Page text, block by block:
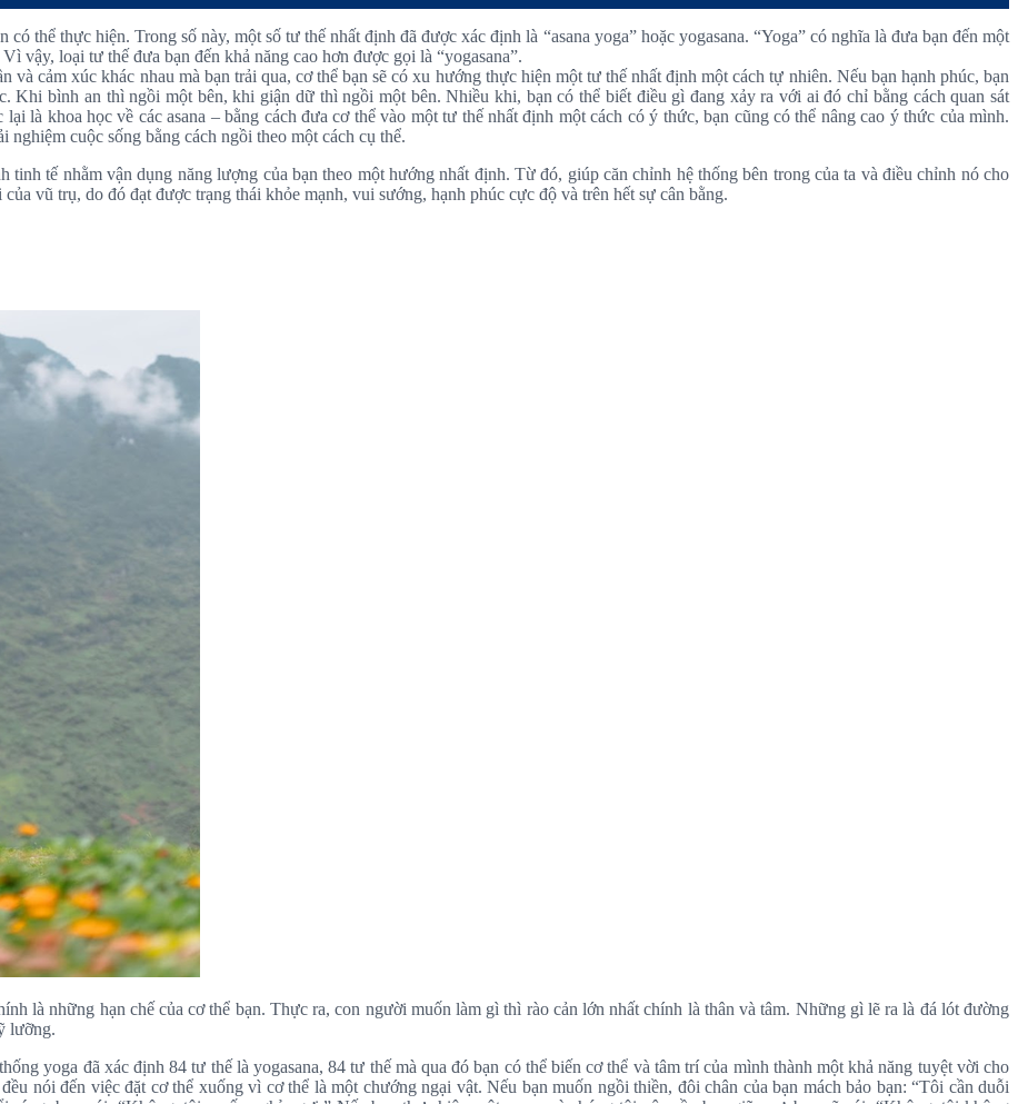
có thể thực hiện. Trong số này, một số tư thế nhất định đã được xác định là “asana yoga” hoặc yogasana. “Yoga” có nghĩa là đưa bạn đến một
vậy, loại tư thế đưa bạn đến khả năng cao hơn được gọi là “yogasana”.
cảm xúc khác nhau mà bạn trải qua, cơ thể bạn sẽ có xu hướng thực hiện một tư thế nhất định một cách tự nhiên. Nếu bạn hạnh phúc, bạn
Khi bình an thì ngồi một bên, khi giận dữ thì ngồi một bên. Nhiều khi, bạn có thể biết điều gì đang xảy ra với ai đó chỉ bằng cách quan sát
là khoa học về các asana – bằng cách đưa cơ thể vào một tư thế nhất định một cách có ý thức, bạn cũng có thể nâng cao ý thức của mình.
cuộc sống bằng cách ngồi theo một cách cụ thể.
tinh tế nhằm vận dụng năng lượng của bạn theo một hướng nhất định. Từ đó, giúp căn chỉnh hệ thống bên trong của ta và điều chỉnh nó cho
vũ trụ, do đó đạt được trạng thái khỏe mạnh, vui sướng, hạnh phúc cực độ và trên hết sự cân bằng.
là những hạn chế của cơ thể bạn. Thực ra, con người muốn làm gì thì rào cản lớn nhất chính là thân và tâm. Những gì lẽ ra là đá lót đường
lưỡng.
yoga đã xác định 84 tư thế là yogasana, 84 tư thế mà qua đó bạn có thể biến cơ thể và tâm trí của mình thành một khả năng tuyệt vời cho
nói đến việc đặt cơ thể xuống vì cơ thể là một chướng ngại vật. Nếu bạn muốn ngồi thiền, đôi chân của bạn mách bảo bạn: “Tôi cần duỗi